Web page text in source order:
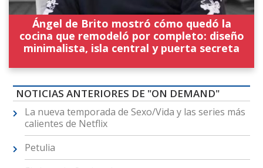
Ángel de Brito mostró cómo quedó la
cocina que remodeló por completo: diseño
minimalista, isla central y puerta secreta
NOTICIAS ANTERIORES DE "ON DEMAND"
La nueva temporada de Sexo/Vida y las series más
calientes de Netflix
Petulia